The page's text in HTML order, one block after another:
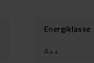
Energiklasse
A++